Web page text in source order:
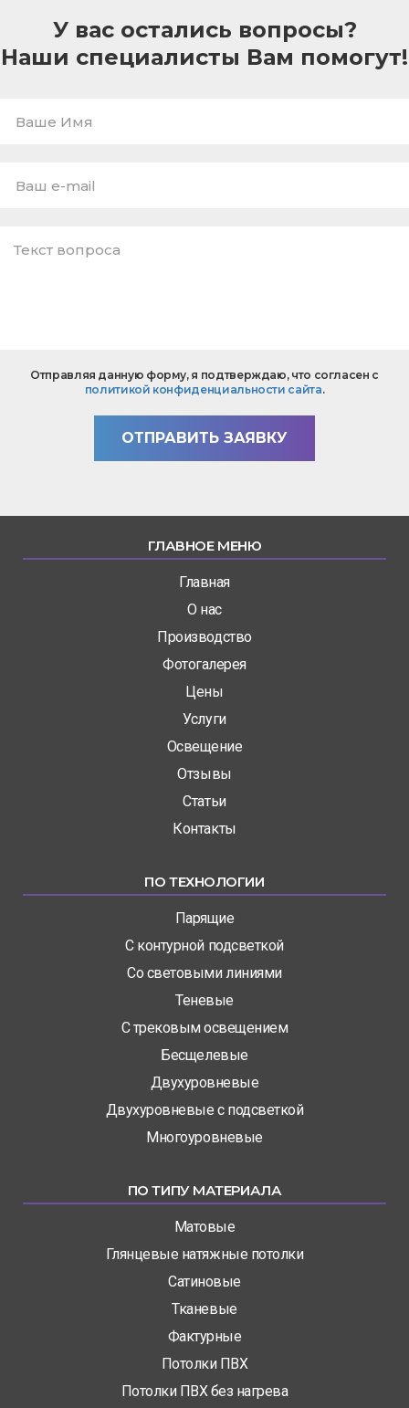
У вас остались вопросы?
Наши специалисты Вам помогут!
Имя
mail
вопроса
Отправляя данную форму, я подтверждаю, что согласен с
политикой конфиденциальности сайта.
ОТПРАВИТЬ ЗАЯВКУ
ГЛАВНОЕ МЕНЮ
Главная
О нас
Производство
Фотогалерея
Цены
Услуги
Освещение
Отзывы
Статьи
Контакты
ПО ТЕХНОЛОГИИ
Парящие
С контурной подсветкой
Со световыми линиями
Теневые
С трековым освещением
Бесщелевые
Двухуровневые
Двухуровневые с подсветкой
Многоуровневые
ПО ТИПУ МАТЕРИАЛА
Матовые
Глянцевые натяжные потолки
Сатиновые
Тканевые
Фактурные
Потолки ПВХ
Потолки ПВХ без нагрева